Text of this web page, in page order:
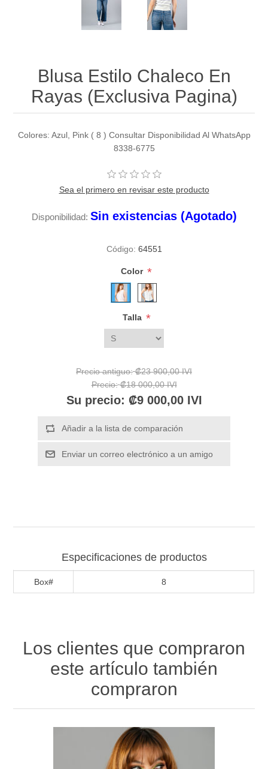
Blusa Estilo Chaleco En
Rayas (Exclusiva Pagina)
Colores: Azul, Pink ( 8 ) Consultar Disponibilidad Al WhatsApp
8338-6775
Sea el primero en revisar este producto
Disponibilidad: Sin existencias (Agotado)
Código: 64551
Color *
Talla *
Precio antiguo: ₡23 900,00 IVI
Precio: ₡18 000,00 IVI
Su precio: ₡9 000,00 IVI
Especificaciones de productos
Box# 8
Los clientes que compraron
este artículo también
compraron